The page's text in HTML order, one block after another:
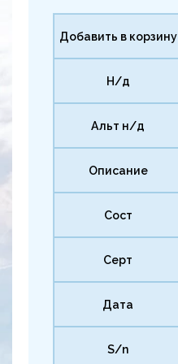
Добавить в корзину
Н/д
Альт н/д
Описание
Сост
Серт
Дата
S/n